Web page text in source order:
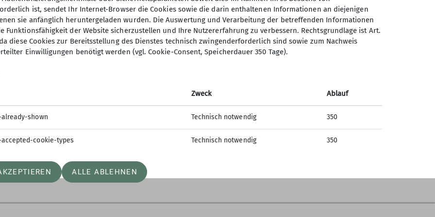
von wo aus wir gemeinsam mit dem Zug nach Gundelfingen gefahren sind. Dort
unsere Rundwanderung, die uns auf abwechslungsreichen Wegen durchs Wildtal führte.
motivierte Gruppe von 13 Teilnehmenden zusammengefunden – mit dabei natürlich auch
und der Marathon.
meisterten. Zur Mittagspause an der Zähringer Burg machten wir ein entspanntes
gute Stimmung sorgten. Anschließend kehrten wir noch im Gasthaus ein, wo wir uns bei einer
Rückweg antraten.
hatten wir großes Glück: Während der gesamten Wanderung blieb es trocken, und der Regen
waren.
ist, sendet Ihr Internet-Browser die Cookies sowie die darin enthaltenen Informationen an diejenigen
sie anfänglich heruntergeladen wurden. Die Auswertung und Verarbeitung der betreffenden Informationen
Funktionsfähigkeit der Website sicherzustellen und Ihre Nutzererfahrung zu verbessern. Rechtsgrundlage ist Art.
da diese Cookies zur Bereitsstellung des Dienstes technisch zwingenderforderlich sind sowie zum Nachweis
Einwilligungen benötigt werden (vgl. Cookie-Consent, Speicherdauer 350 Tage).
Zweck Ablauf
shown Technisch notwendig 350
cookie-types Technisch notwendig 350
ALLE ABLEHNEN